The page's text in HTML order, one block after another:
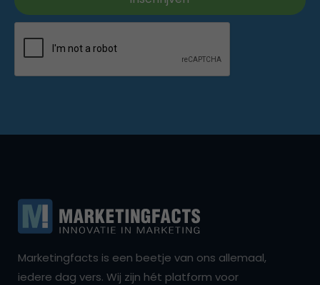
Marketingfacts is een beetje van ons allemaal,
iedere dag vers. Wij zijn hét platform voor